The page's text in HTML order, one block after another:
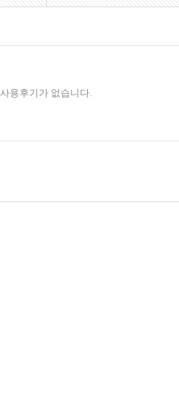
사용후기가 없습니다.